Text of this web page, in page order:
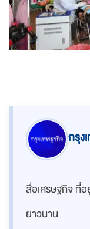
กรุง
สื่อเศรษฐกิจ ที่อ
ยาวนาน